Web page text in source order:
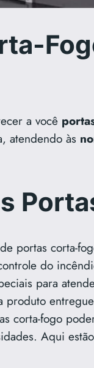
a você
atendendo às
portas corta-
do
para
corta-fogo
Aqui